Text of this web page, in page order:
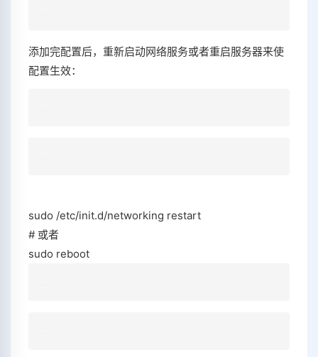
添加完配置后，重新启动网络服务或者重启服务器来使
配置生效：
sudo /etc/init.d/networking restart
# 或者
sudo reboot